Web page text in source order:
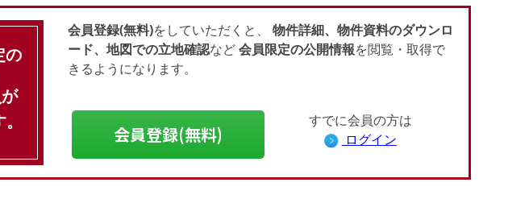
の
が
会員登録(無料)をしていただくと、物件詳細、物件資料のダウンロ
ード、地図での立地確認など会員限定の公開情報を閲覧・取得で
きるようになります。
会員登録(無料)
すでに会員の方は
ログイン